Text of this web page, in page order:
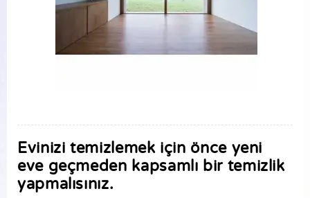
Evinizi temizlemek için önce yeni
eve geçmeden kapsamlı bir temizlik
yapmalısınız.